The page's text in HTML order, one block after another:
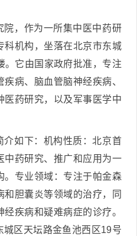
院，作为一所集中医中药研
科机构，坐落在北京市东城
。它由国家政府批准，专注
病、脑血管脑神经疾病、
医药研究，以及军事医学中
介如下：机构性质：北京首
中药研究、推广和应用为一
。专业领域：专注于帕金森
胆囊炎等领域的治疗，同
疾病和疑难病症的诊疗。
区天坛路金鱼池西区19号